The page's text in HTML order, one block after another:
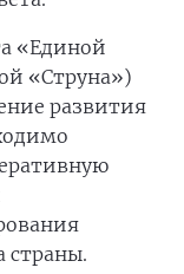
«Единой
«Струна»)
развития
страны.